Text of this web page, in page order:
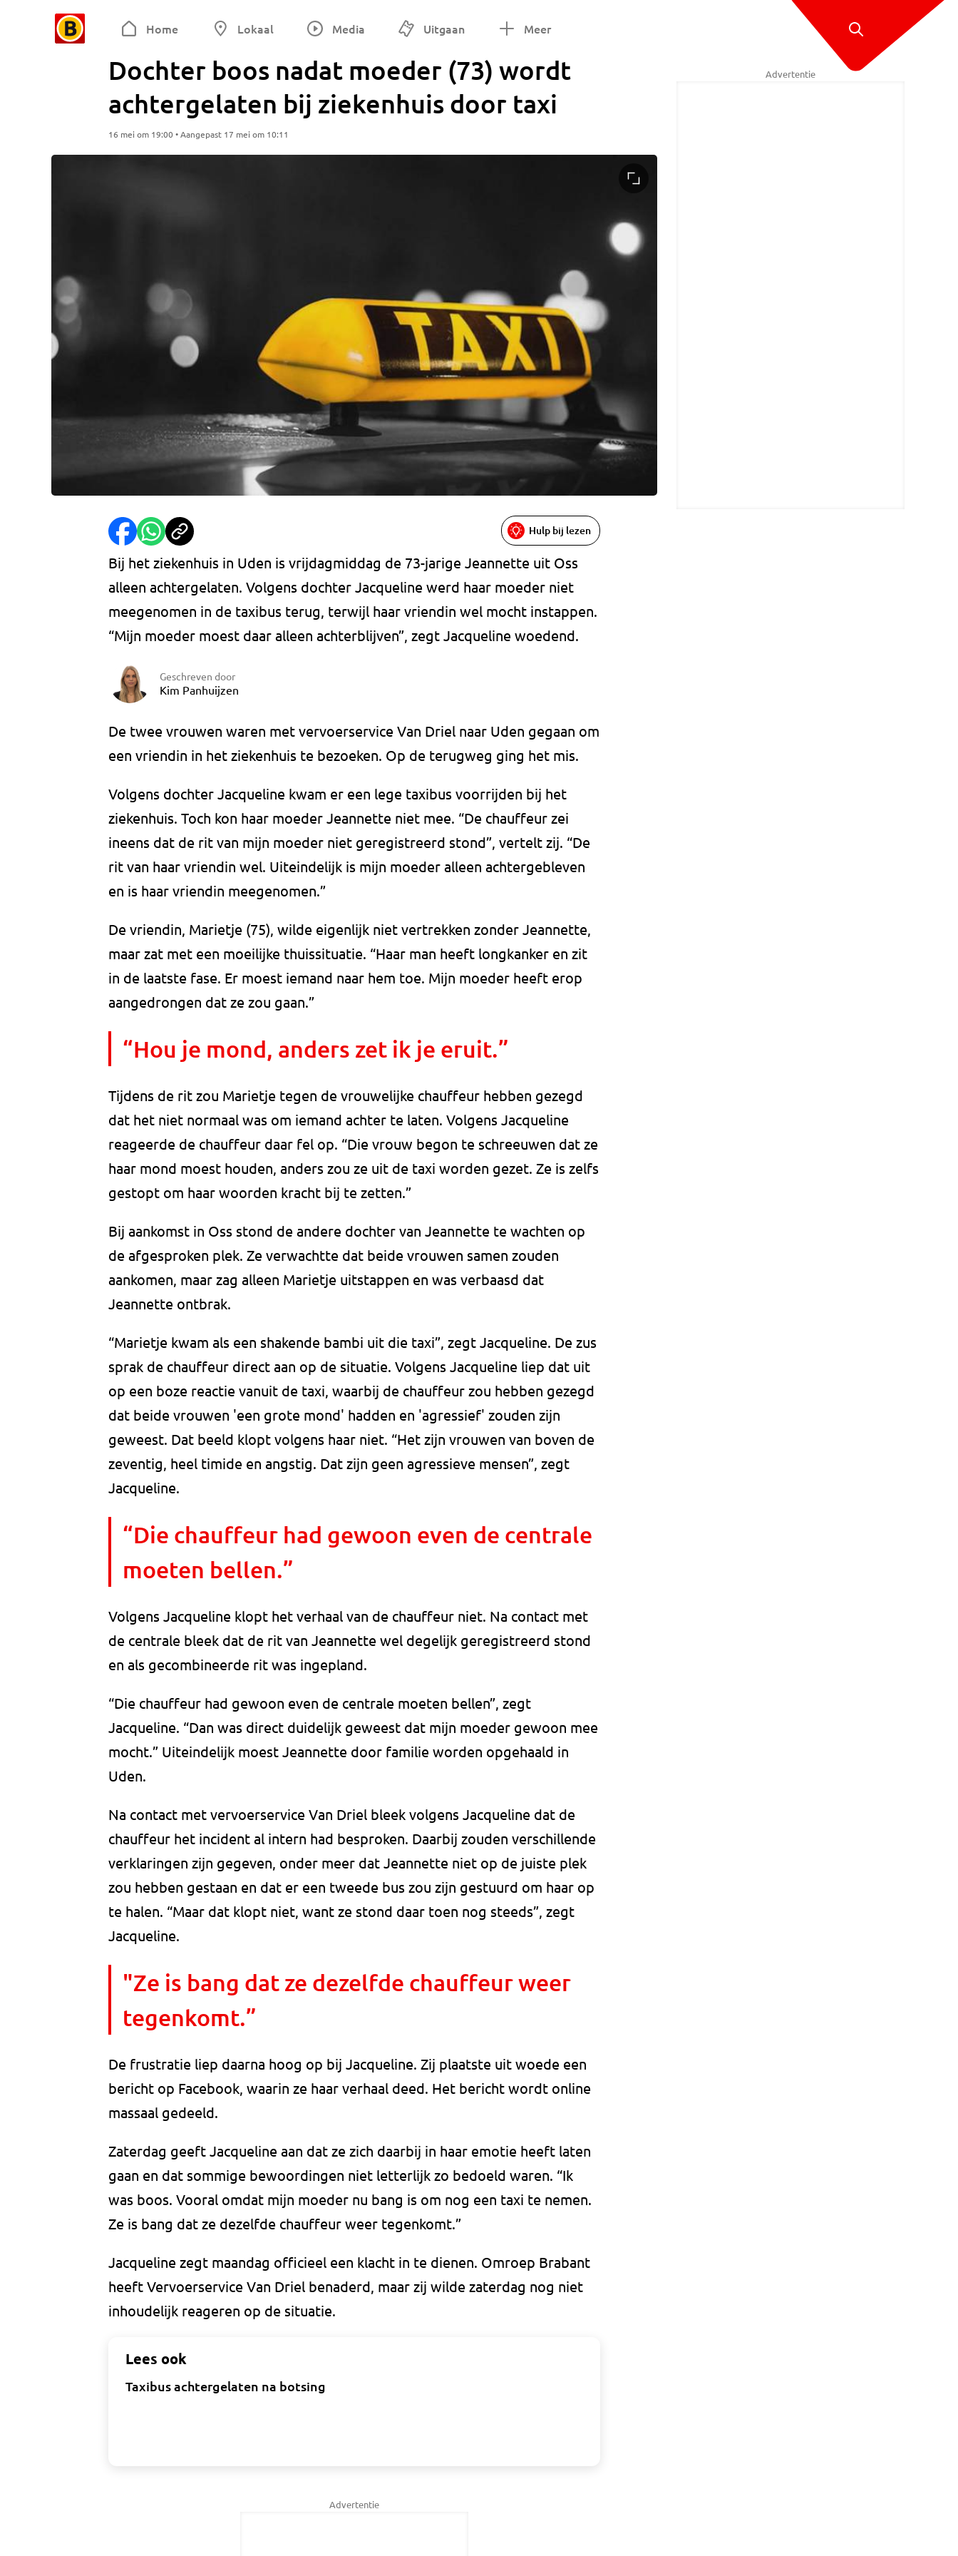
Home Lokaal Media Uitgaan Meer
Dochter boos nadat moeder (73) wordt
achtergelaten bij ziekenhuis door taxi
16 mei om 19:00 • Aangepast 17 mei om 10:11
Hulp bij lezen
Bij het ziekenhuis in Uden is vrijdagmiddag de 73-jarige Jeannette uit Oss
alleen achtergelaten. Volgens dochter Jacqueline werd haar moeder niet
meegenomen in de taxibus terug, terwijl haar vriendin wel mocht instappen.
“Mijn moeder moest daar alleen achterblijven”, zegt Jacqueline woedend.
Geschreven door
Kim Panhuijzen
De twee vrouwen waren met vervoerservice Van Driel naar Uden gegaan om
een vriendin in het ziekenhuis te bezoeken. Op de terugweg ging het mis.
Volgens dochter Jacqueline kwam er een lege taxibus voorrijden bij het
ziekenhuis. Toch kon haar moeder Jeannette niet mee. “De chauffeur zei
ineens dat de rit van mijn moeder niet geregistreerd stond”, vertelt zij. “De
rit van haar vriendin wel. Uiteindelijk is mijn moeder alleen achtergebleven
en is haar vriendin meegenomen.”
De vriendin, Marietje (75), wilde eigenlijk niet vertrekken zonder Jeannette,
maar zat met een moeilijke thuissituatie. “Haar man heeft longkanker en zit
in de laatste fase. Er moest iemand naar hem toe. Mijn moeder heeft erop
aangedrongen dat ze zou gaan.”
“Hou je mond, anders zet ik je eruit.”
Tijdens de rit zou Marietje tegen de vrouwelijke chauffeur hebben gezegd
dat het niet normaal was om iemand achter te laten. Volgens Jacqueline
reageerde de chauffeur daar fel op. “Die vrouw begon te schreeuwen dat ze
haar mond moest houden, anders zou ze uit de taxi worden gezet. Ze is zelfs
gestopt om haar woorden kracht bij te zetten.”
Bij aankomst in Oss stond de andere dochter van Jeannette te wachten op
de afgesproken plek. Ze verwachtte dat beide vrouwen samen zouden
aankomen, maar zag alleen Marietje uitstappen en was verbaasd dat
Jeannette ontbrak.
“Marietje kwam als een shakende bambi uit die taxi”, zegt Jacqueline. De zus
sprak de chauffeur direct aan op de situatie. Volgens Jacqueline liep dat uit
op een boze reactie vanuit de taxi, waarbij de chauffeur zou hebben gezegd
dat beide vrouwen 'een grote mond' hadden en 'agressief' zouden zijn
geweest. Dat beeld klopt volgens haar niet. “Het zijn vrouwen van boven de
zeventig, heel timide en angstig. Dat zijn geen agressieve mensen”, zegt
Jacqueline.
“Die chauffeur had gewoon even de centrale
moeten bellen.”
Volgens Jacqueline klopt het verhaal van de chauffeur niet. Na contact met
de centrale bleek dat de rit van Jeannette wel degelijk geregistreerd stond
en als gecombineerde rit was ingepland.
“Die chauffeur had gewoon even de centrale moeten bellen”, zegt
Jacqueline. “Dan was direct duidelijk geweest dat mijn moeder gewoon mee
mocht.” Uiteindelijk moest Jeannette door familie worden opgehaald in
Uden.
Na contact met vervoerservice Van Driel bleek volgens Jacqueline dat de
chauffeur het incident al intern had besproken. Daarbij zouden verschillende
verklaringen zijn gegeven, onder meer dat Jeannette niet op de juiste plek
zou hebben gestaan en dat er een tweede bus zou zijn gestuurd om haar op
te halen. “Maar dat klopt niet, want ze stond daar toen nog steeds”, zegt
Jacqueline.
"Ze is bang dat ze dezelfde chauffeur weer
tegenkomt.”
De frustratie liep daarna hoog op bij Jacqueline. Zij plaatste uit woede een
bericht op Facebook, waarin ze haar verhaal deed. Het bericht wordt online
massaal gedeeld.
Zaterdag geeft Jacqueline aan dat ze zich daarbij in haar emotie heeft laten
gaan en dat sommige bewoordingen niet letterlijk zo bedoeld waren. “Ik
was boos. Vooral omdat mijn moeder nu bang is om nog een taxi te nemen.
Ze is bang dat ze dezelfde chauffeur weer tegenkomt.”
Jacqueline zegt maandag officieel een klacht in te dienen. Omroep Brabant
heeft Vervoerservice Van Driel benaderd, maar zij wilde zaterdag nog niet
inhoudelijk reageren op de situatie.
Lees ook
Taxibus achtergelaten na botsing
Advertentie
Advertentie